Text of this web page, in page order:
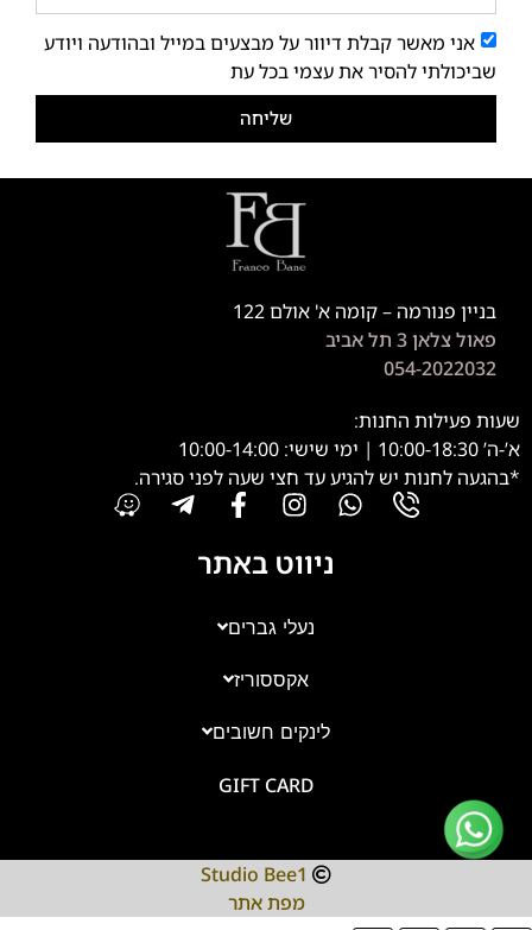
אני מאשר קבלת דיוור על מבצעים במייל ובהודעה ויודע
שביכולתי להסיר את עצמי בכל עת
שליחה
בניין פנורמה – קומה א' אולם 122
פאול צלאן 3 תל אביב
054-2022032
שעות פעילות החנות:
א’-ה’ 10:00-18:30 | ימי שישי: 10:00-14:00
*בהגעה לחנות יש להגיע עד חצי שעה לפני סגירה.
ניווט באתר
נעלי גברים
אקססוריז
לינקים חשובים
GIFT CARD
Studio Bee1
מפת אתר